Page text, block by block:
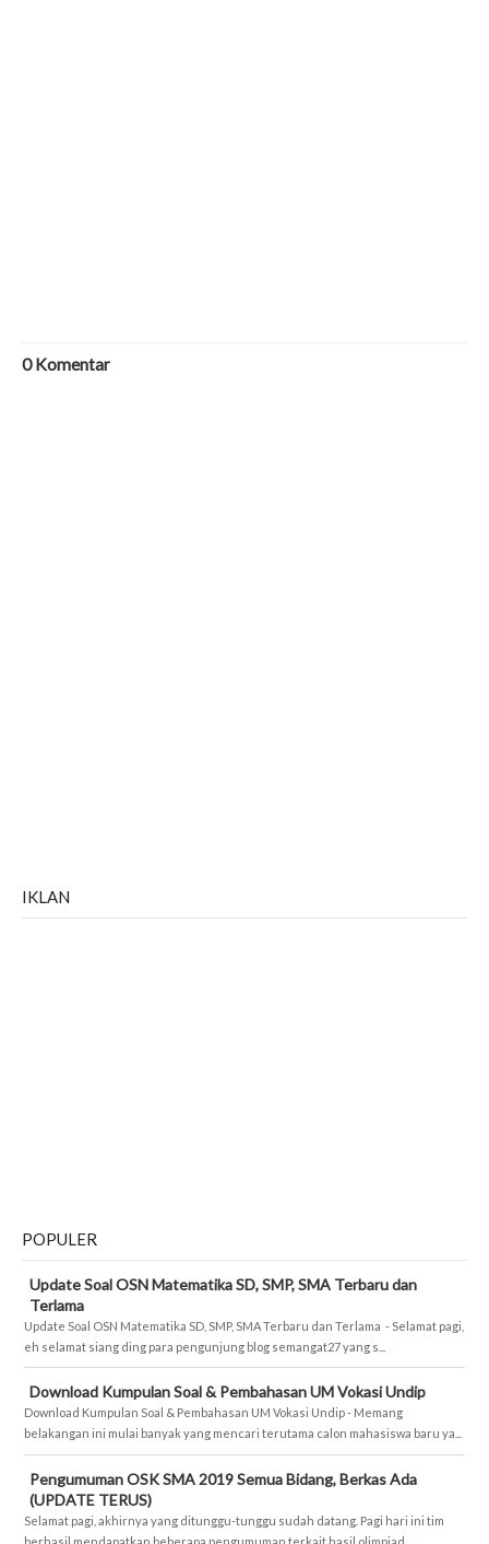
0Komentar
IKLAN
POPULER
Update Soal OSN Matematika SD, SMP, SMA Terbaru dan
Terlama
Update Soal OSN Matematika SD, SMP, SMA Terbaru dan Terlama - Selamat pagi,
eh selamat siang ding para pengunjung blog semangat27 yang s...
Download Kumpulan Soal & Pembahasan UM Vokasi Undip
Download Kumpulan Soal & Pembahasan UM Vokasi Undip - Memang
belakangan ini mulai banyak yang mencari terutama calon mahasiswa baru ya...
Pengumuman OSK SMA 2019 Semua Bidang, Berkas Ada
(UPDATE TERUS)
Selamat pagi, akhirnya yang ditunggu-tunggu sudah datang. Pagi hari ini tim
berhasil mendapatkan beberapa pengumuman terkait hasil olimpiad...